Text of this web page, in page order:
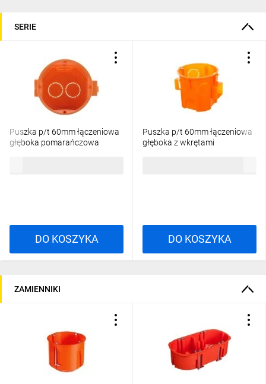
SERIE
Puszka p/t 60mm łączeniowa
głęboka pomarańczowa
DO KOSZYKA
Puszka p/t 60mm łączeniowa
głęboka z wkrętami
DO KOSZYKA
ZAMIENNIKI